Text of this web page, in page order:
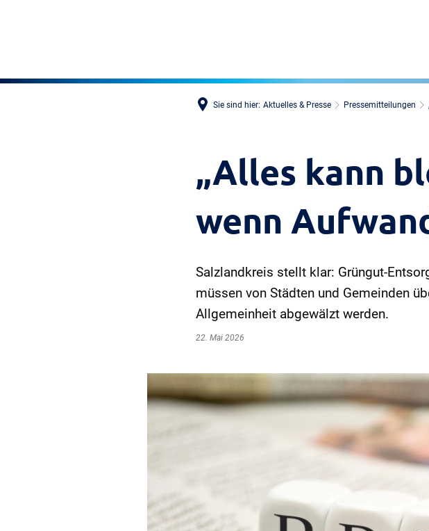
Sie sind hier: Aktuelles & Presse Pressemitteilungen
„Alles kann
wenn
Salzlandkreis stellt klar: Grüngut-
müssen von Städten und Gemeinden
Allgemeinheit abgewälzt werden.
22. Mai 2026